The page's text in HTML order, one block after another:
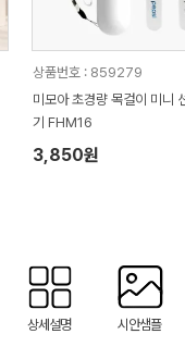
상품번호 : 859279
미모아 초경량 목걸이 미니
기 FHM16
3,850원
상세설명 시안샘플